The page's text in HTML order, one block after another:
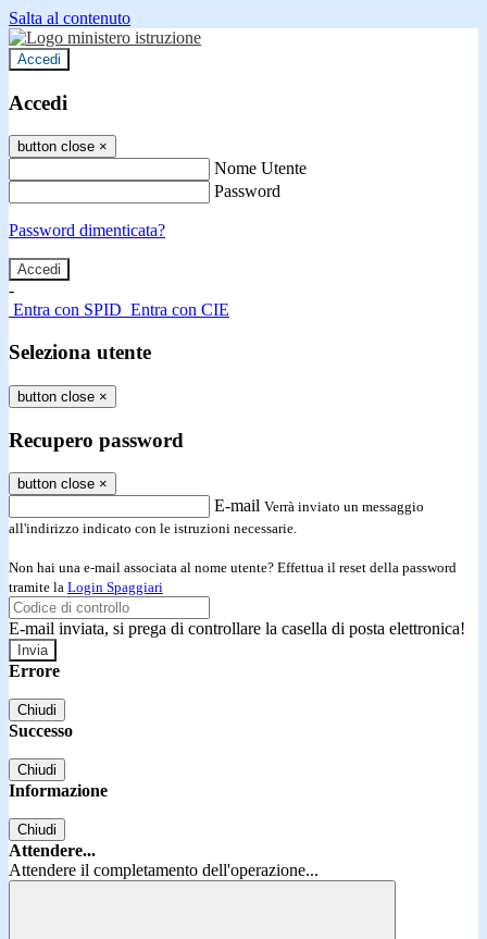
Salta al contenuto
Accedi
Accedi
button close ×
Nome Utente
Password
Password dimenticata?
-
Entra con SPID Entra con CIE
Seleziona utente
button close ×
Recupero password
button close ×
E-mail Verrà inviato un messaggio
all'indirizzo indicato con le istruzioni necessarie.
Non hai una e-mail associata al nome utente? Effettua il reset della password
tramite la Login Spaggiari
E-mail inviata, si prega di controllare la casella di posta elettronica!
Errore
Chiudi
Successo
Chiudi
Informazione
Chiudi
Attendere...
Attendere il completamento dell'operazione...